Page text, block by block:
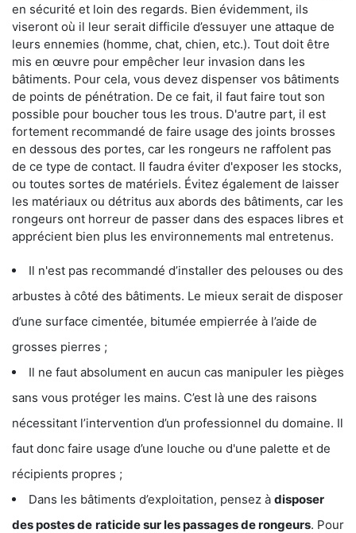
en sécurité et loin des regards. Bien évidemment, ils
viseront où il leur serait difficile d’essuyer une attaque de
leurs ennemies (homme, chat, chien, etc.). Tout doit être
mis en œuvre pour empêcher leur invasion dans les
bâtiments. Pour cela, vous devez dispenser vos bâtiments
de points de pénétration. De ce fait, il faut faire tout son
possible pour boucher tous les trous. D'autre part, il est
fortement recommandé de faire usage des joints brosses
en dessous des portes, car les rongeurs ne raffolent pas
de ce type de contact. Il faudra éviter d'exposer les stocks,
ou toutes sortes de matériels. Évitez également de laisser
les matériaux ou détritus aux abords des bâtiments, car les
rongeurs ont horreur de passer dans des espaces libres et
apprécient bien plus les environnements mal entretenus.
Il n'est pas recommandé d’installer des pelouses ou des
arbustes à côté des bâtiments. Le mieux serait de disposer
d’une surface cimentée, bitumée empierrée à l’aide de
grosses pierres ;
Il ne faut absolument en aucun cas manipuler les pièges
sans vous protéger les mains. C’est là une des raisons
nécessitant l’intervention d’un professionnel du domaine. Il
faut donc faire usage d’une louche ou d'une palette et de
récipients propres ;
Dans les bâtiments d’exploitation, pensez à disposer
des postes de raticide sur les passages de rongeurs. Pour